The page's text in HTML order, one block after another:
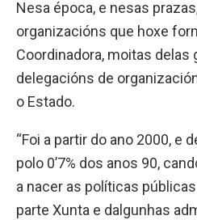
Nesa época, e nesas
organizacións que hoxe
Coordinadora, moitas delas
delegacións de
o Estado.
“Foi a partir do ano 2000, e
polo 0’7% dos anos 90,
a nacer as políticas
parte Xunta e dalgunhas